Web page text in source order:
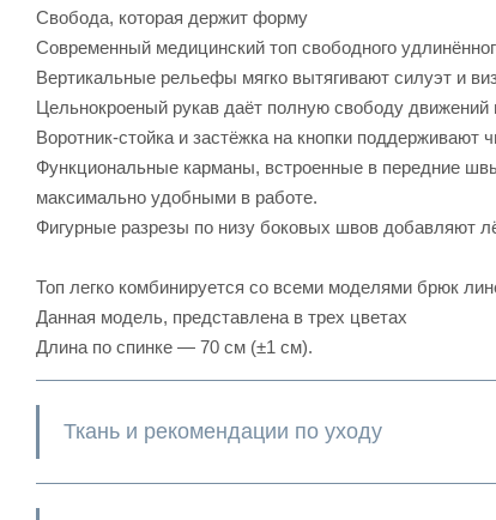
Свобода, которая держит форму
Современный медицинский топ свободного
Вертикальные рельефы мягко вытягивают силуэт и
Цельнокроеный рукав даёт полную свободу
Воротник-стойка и застёжка на кнопки
Функциональные карманы, встроенные в передние
максимально удобными в работе.
Фигурные разрезы по низу боковых швов добавляют
Топ легко комбинируется со всеми моделями брюк
Данная модель, представлена в трех цветах
Длина по спинке — 70 см (±1 см).
Ткань и рекомендации по уходу